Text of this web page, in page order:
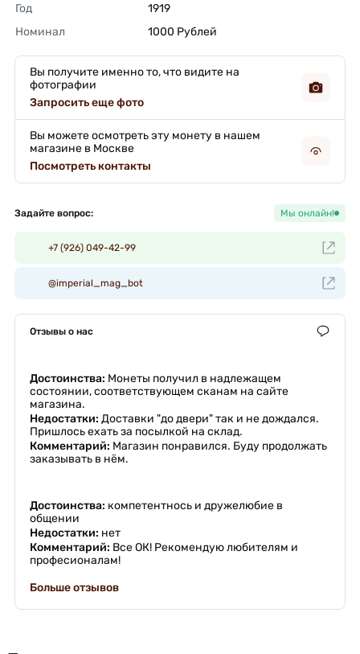
Год
1919
Номинал
1000 Рублей
Вы получите именно то, что видите на
фотографии
Запросить еще фото
Вы можете осмотреть эту монету в нашем
магазине в Москве
Посмотреть контакты
Задайте вопрос: Мы онлайн!
+7 (926) 049-42-99
@imperial_mag_bot
Отзывы о нас
Достоинства: Монеты получил в надлежащем
состоянии, соответствующем сканам на сайте
магазина.
Недостатки: Доставки "до двери" так и не дождался.
Пришлось ехать за посылкой на склад.
Комментарий: Магазин понравился. Буду продолжать
заказывать в нём.
Достоинства: компетентнось и дружелюбие в
общении
Недостатки: нет
Комментарий: Все ОК! Рекомендую любителям и
професионалам!
Больше отзывов